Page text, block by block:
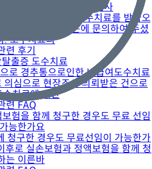
료 적정성에 대한 현장심사
1년 넘게 꾸준히 도수치료를 받아오
내를 받고 올받은에 문의하여 주셨
. 도수치료의
련 후기
출증 도수치료
로 경추통으로인한 비급여도수치료
심으로 현장조사 의뢰받은 건으로
수치료에 대한
련 FAQ
험을 함께 청구한 경우도 무료 선임
능한가요
청구한 경우도 무료선임이 가능한가
로 실손보험과 정액보험을 함께 청
는 이른바